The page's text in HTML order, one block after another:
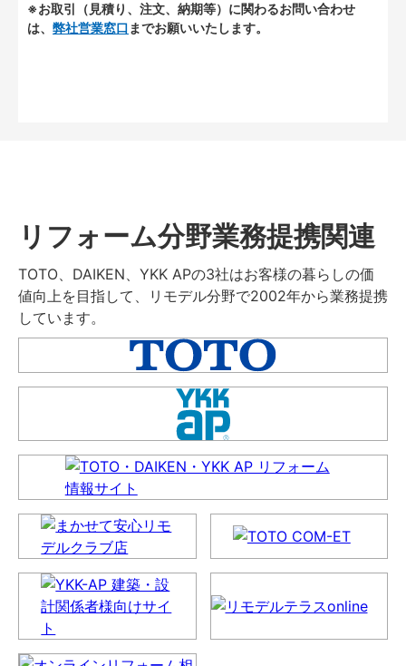
※お取引（見積り、注文、納期等）に関わるお問い合わせ
は、 弊社営業窓口 までお願いいたします。
リフォーム分野業務提携関連
TOTO、DAIKEN、YKK APの3社はお客様の暮らしの価
値向上を目指して、リモデル分野で2002年から業務提携
しています。